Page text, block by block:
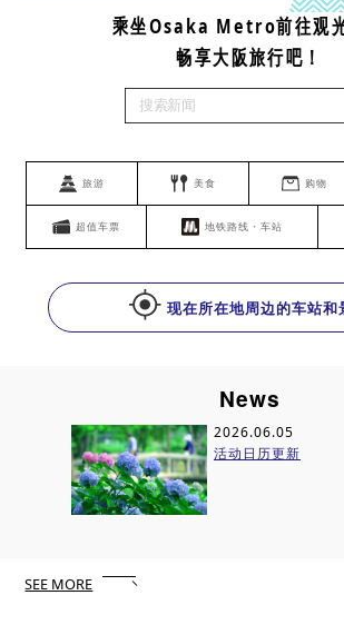
乘坐Osaka Metro前往观
畅享大阪旅行吧！
旅游 美食 购物
超值车票 地铁路线・车站
现在所在地周边的车站和
News
2026.06.05
活动日历更新
SEE MORE